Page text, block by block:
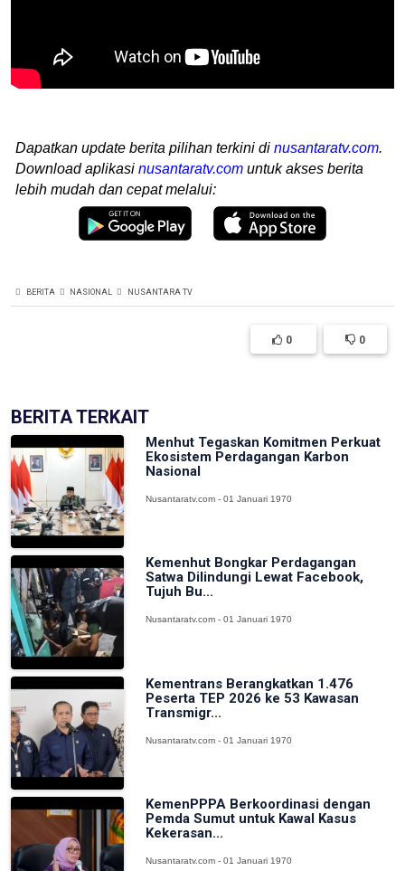
Dapatkan update berita pilihan terkini di nusantaratv.com.
Download aplikasi nusantaratv.com untuk akses berita
lebih mudah dan cepat melalui:
BERITA NASIONAL NUSANTARA TV
0 0
BERITA TERKAIT
Menhut Tegaskan Komitmen Perkuat
Ekosistem Perdagangan Karbon
Nasional
Nusantaratv.com - 01 Januari 1970
Kemenhut Bongkar Perdagangan
Satwa Dilindungi Lewat Facebook,
Tujuh Bu...
Nusantaratv.com - 01 Januari 1970
Kementrans Berangkatkan 1.476
Peserta TEP 2026 ke 53 Kawasan
Transmigr...
Nusantaratv.com - 01 Januari 1970
KemenPPPA Berkoordinasi dengan
Pemda Sumut untuk Kawal Kasus
Kekerasan...
Nusantaratv.com - 01 Januari 1970